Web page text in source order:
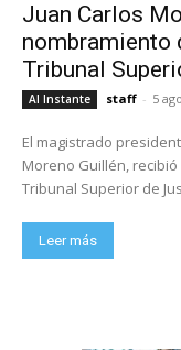
Juan Carlos
nombramiento
Tribunal
Al Instante staff - 5
El magistrado
Moreno Guillén,
Tribunal Superior de
Leer más